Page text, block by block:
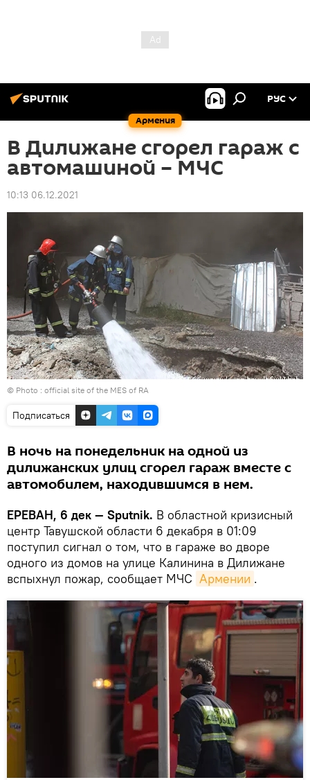
Армения
РУС
В Дилижане сгорел гараж с
автомашиной – МЧС
10:13 06.12.2021
© Photo : official site of the MES of RA
Подписаться
В ночь на понедельник на одной из
дилижанских улиц сгорел гараж вместе с
автомобилем, находившимся в нем.
ЕРЕВАН, 6 дек — Sputnik. В областной кризисный
центр Тавушской области 6 декабря в 01:09
поступил сигнал о том, что в гараже во дворе
одного из домов на улице Калинина в Дилижане
вспыхнул пожар, сообщает МЧС Армении .